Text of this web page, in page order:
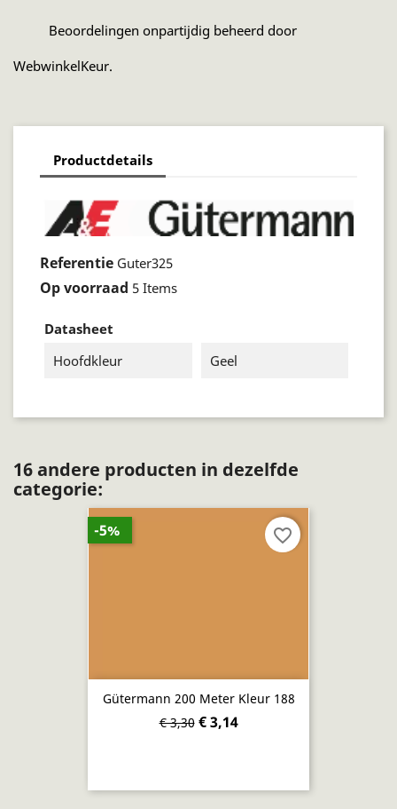
Beoordelingen onpartijdig beheerd door
WebwinkelKeur.
Productdetails
Referentie Guter325
Op voorraad 5 Items
Datasheet
Hoofdkleur
Geel
16 andere producten in dezelfde
categorie:
Gütermann 200 Meter Kleur 188
€ 3,30 € 3,14
-5% favorite_border